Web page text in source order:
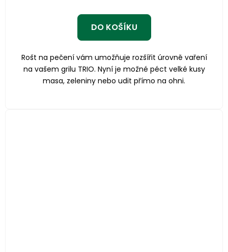
DO KOŠÍKU
Rošt na pečení vám umožňuje rozšířit úrovně vaření
na vašem grilu TRIO. Nyní je možné péct velké kusy
masa, zeleniny nebo udit přímo na ohni.